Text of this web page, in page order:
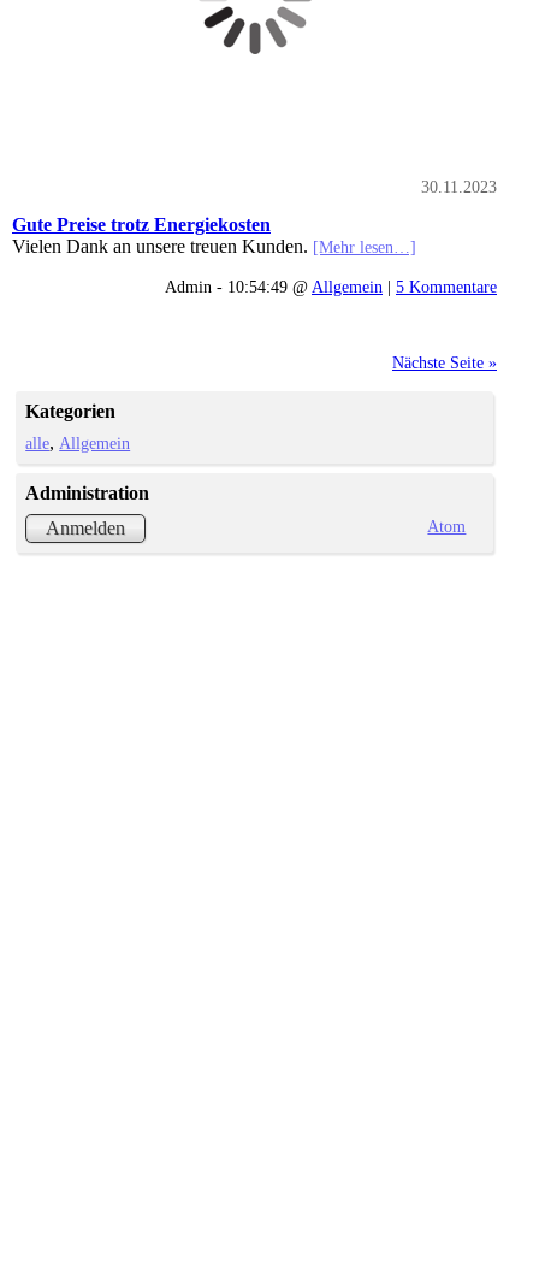
30.11.2023
Gute Preise trotz Energiekosten
Vielen Dank an unsere treuen Kunden. [Mehr lesen…]
Admin - 10:54:49 @ Allgemein | 5 Kommentare
Nächste Seite »
Kategorien
alle Allgemein
Administration
Anmelden
Atom